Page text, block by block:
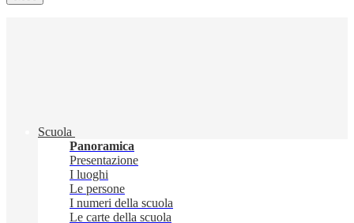
Scuola
Panoramica
Presentazione
I luoghi
Le persone
I numeri della scuola
Le carte della scuola